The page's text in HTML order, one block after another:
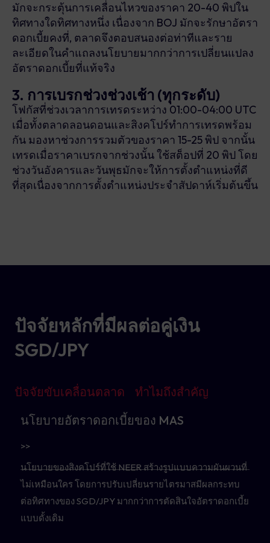
มักจะกระตุ้นการเคลื่อนไหวของราคา 20-40 พิปใน
ทิศทางใดทิศทางหนึ่ง เนื่องจาก BOJ มักจะรักษาอัตรา
ดอกเบี้ยคงที่, ตลาดจึงตอบสนองต่อท่าทีและราย
ละเอียดในคำแถลงนโยบายมากกว่าการเปลี่ยนแปลง
อัตราดอกเบี้ยที่แท้จริง
3. การเบรกช่วงช่วงเช้า (ทุกระดับ)
โฟกัสที่ช่วงเวลาการเทรดระหว่าง 01:00-04:00 UTC
เมื่อทั้งตลาดลอนดอนและสิงคโปร์ทำการเทรดพร้อม
กัน มองหาช่วงการรวมตัวของราคา 15-25 พิป จากนั้น
เทรดเมื่อราคาเบรกจากช่วงนั้น ใช้สต็อปที่ 20 พิป โดย
ช่วงวันอังคารและวันพุธมักจะให้การตั้งตำแหน่งที่ดี
ที่สุดเนื่องจากการตั้งตำแหน่งประจำสัปดาห์เริ่มต้นขึ้น
ปัจจัยหลักที่มีผลต่อคู่เงิน
SGD/JPY
ปัจจัยขับเคลื่อนตลาด
ทำไมถึงสำคัญ
นโยบายอัตราดอกเบี้ยของ MAS
>>
นโยบายของสิงคโปร์ที่ใช้ NEER สร้างรูปแบบความผันผวนที่
ไม่เหมือนใคร โดยการปรับเปลี่ยนรายไตรมาสมีผลกระทบ
ต่อทิศทางของ SGD/JPY มากกว่าการตัดสินใจอัตราดอกเบี้ย
แบบดั้งเดิม